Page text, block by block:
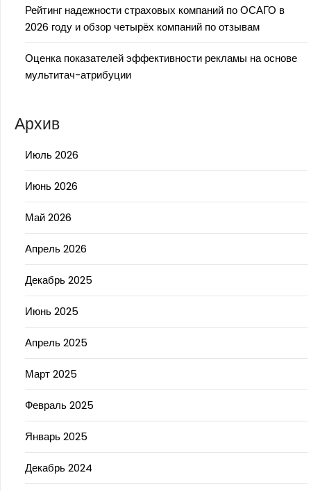
Рейтинг надежности страховых компаний по ОСАГО в
2026 году и обзор четырёх компаний по отзывам
Оценка показателей эффективности рекламы на основе
мультитач-атрибуции
Архив
Июль 2026
Июнь 2026
Май 2026
Апрель 2026
Декабрь 2025
Июнь 2025
Апрель 2025
Март 2025
Февраль 2025
Январь 2025
Декабрь 2024